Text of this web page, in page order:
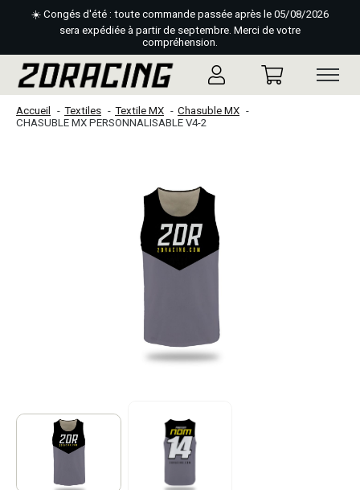
☀️ Congés d'été : toute commande passée après le 05/08/2026
sera expédiée à partir de septembre. Merci de votre
compréhension.
Accueil Textiles Textile MX
Chasuble MX
CHASUBLE MX PERSONNALISABLE V4-2